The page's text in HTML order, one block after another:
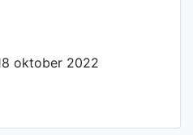
oktober 2022